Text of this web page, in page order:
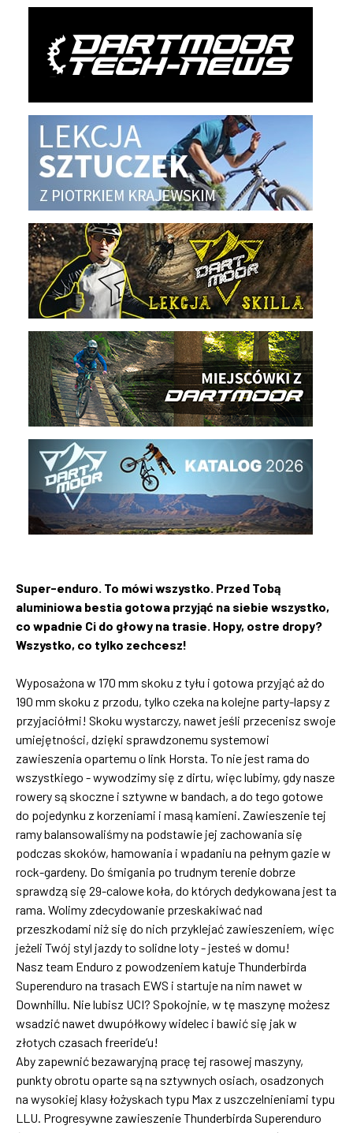
Super-enduro. To mówi wszystko. Przed Tobą
aluminiowa bestia gotowa przyjąć na siebie wszystko,
co wpadnie Ci do głowy na trasie. Hopy, ostre dropy?
Wszystko, co tylko zechcesz!
Wyposażona w 170 mm skoku z tyłu i gotowa przyjąć aż do
190 mm skoku z przodu, tylko czeka na kolejne party-lapsy z
przyjaciółmi! Skoku wystarczy, nawet jeśli przecenisz swoje
umiejętności, dzięki sprawdzonemu systemowi
zawieszenia opartemu o link Horsta. To nie jest rama do
wszystkiego - wywodzimy się z dirtu, więc lubimy, gdy nasze
rowery są skoczne i sztywne w bandach, a do tego gotowe
do pojedynku z korzeniami i masą kamieni. Zawieszenie tej
ramy balansowaliśmy na podstawie jej zachowania się
podczas skoków, hamowania i wpadaniu na pełnym gazie w
rock-gardeny. Do śmigania po trudnym terenie dobrze
sprawdzą się 29-calowe koła, do których dedykowana jest ta
rama. Wolimy zdecydowanie przeskakiwać nad
przeszkodami niż się do nich przyklejać zawieszeniem, więc
jeżeli Twój styl jazdy to solidne loty - jesteś w domu!
Nasz team Enduro z powodzeniem katuje Thunderbirda
Superenduro na trasach EWS i startuje na nim nawet w
Downhillu. Nie lubisz UCI? Spokojnie, w tę maszynę możesz
wsadzić nawet dwupółkowy widelec i bawić się jak w
złotych czasach freeride’u!
Aby zapewnić bezawaryjną pracę tej rasowej maszyny,
punkty obrotu oparte są na sztywnych osiach, osadzonych
na wysokiej klasy łożyskach typu Max z uszczelnieniami typu
LLU. Progresywne zawieszenie Thunderbirda Superenduro